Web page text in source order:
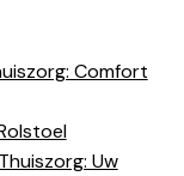
Comfort
Uw